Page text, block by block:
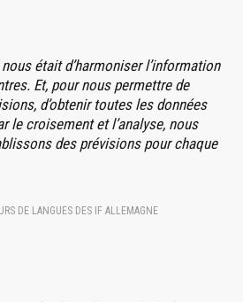
était d’harmoniser l’information
Et, pour nous permettre de
d’obtenir toutes les données
le croisement et l’analyse, nous
des prévisions pour chaque
DE LANGUES DES IF ALLEMAGNE